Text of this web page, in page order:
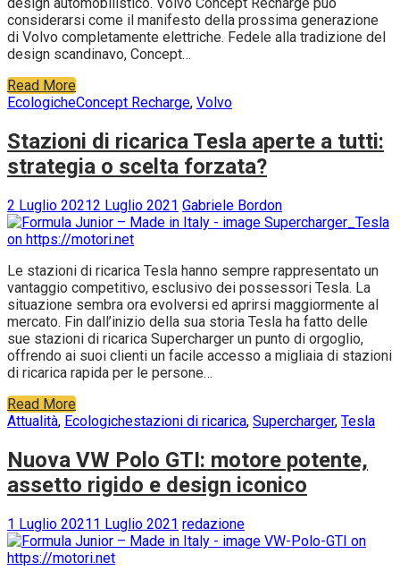
considerarsi come il manifesto della prossima generazione
di Volvo completamente elettriche. Fedele alla tradizione del
design scandinavo, Concept…
Read More
EcologicheConcept Recharge, Volvo
Stazioni di ricarica Tesla aperte a tutti:
strategia o scelta forzata?
2 Luglio 20212 Luglio 2021 Gabriele Bordon
Le stazioni di ricarica Tesla hanno sempre rappresentato un
vantaggio competitivo, esclusivo dei possessori Tesla. La
situazione sembra ora evolversi ed aprirsi maggiormente al
mercato. Fin dall’inizio della sua storia Tesla ha fatto delle
sue stazioni di ricarica Supercharger un punto di orgoglio,
offrendo ai suoi clienti un facile accesso a migliaia di stazioni
di ricarica rapida per le persone…
Read More
Attualità, Ecologichestazioni di ricarica, Supercharger, Tesla
Nuova VW Polo GTI: motore potente,
assetto rigido e design iconico
1 Luglio 20211 Luglio 2021 redazione